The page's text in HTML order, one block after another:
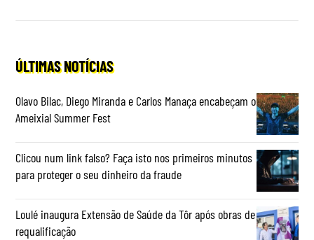
ÚLTIMAS NOTÍCIAS
Olavo Bilac, Diego Miranda e Carlos Manaça encabeçam o
Ameixial Summer Fest
Clicou num link falso? Faça isto nos primeiros minutos
para proteger o seu dinheiro da fraude
Loulé inaugura Extensão de Saúde da Tôr após obras de
requalificação